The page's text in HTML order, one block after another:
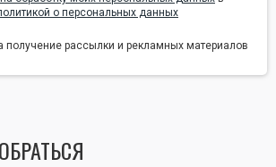
о персональных данных
получение рассылки и рекламных материалов